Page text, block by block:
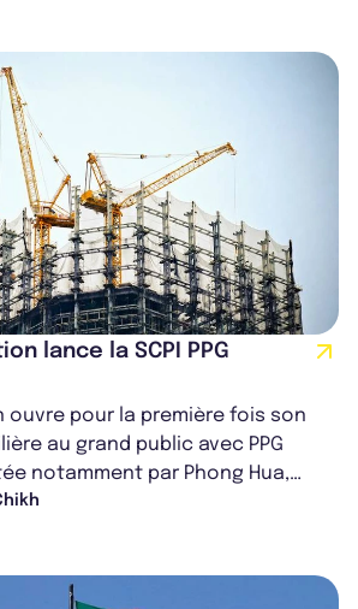
lance la SCPI PPG
ouvre pour la première fois son
au grand public avec PPG
notamment par Phong Hua,
investissements d...